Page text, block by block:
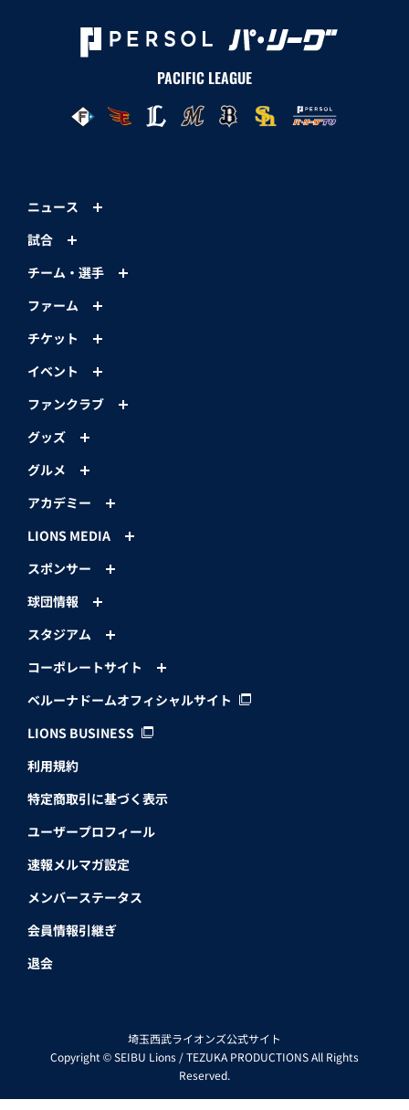
PACIFIC LEAGUE
ニュース
試合
チーム・選手
ファーム
チケット
イベント
ファンクラブ
グッズ
グルメ
アカデミー
LIONS MEDIA
スポンサー
球団情報
スタジアム
コーポレートサイト
ベルーナドームオフィシャルサイト
LIONS BUSINESS
利用規約
特定商取引に基づく表示
ユーザープロフィール
速報メルマガ設定
メンバーステータス
会員情報引継ぎ
退会
埼玉西武ライオンズ公式サイト
Copyright © SEIBU Lions / TEZUKA PRODUCTIONS All Rights
Reserved.